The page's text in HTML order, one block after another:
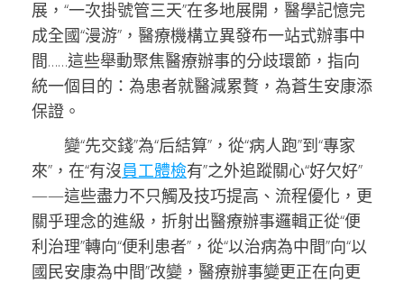
展，“一次掛號管三天”在多地展開，醫學記憶完
成全國“漫游”，醫療機構立異發布一站式辦事中
間……這些舉動聚焦醫療辦事的分歧環節，指向
統一個目的：為患者就醫減累贅，為蒼生安康添
保證。
變“先交錢”為“后結算”，從“病人跑”到“專家
來”，在“有沒員工體檢有”之外追蹤關心“好欠好”
——這些盡力不只觸及技巧提高、流程優化，更
關乎理念的進級，折射出醫療辦事邏輯正從“便
利治理”轉向“便利患者”，從“以治病為中間”向“以
國民安康為中間”改變，醫療辦事變更正在向更